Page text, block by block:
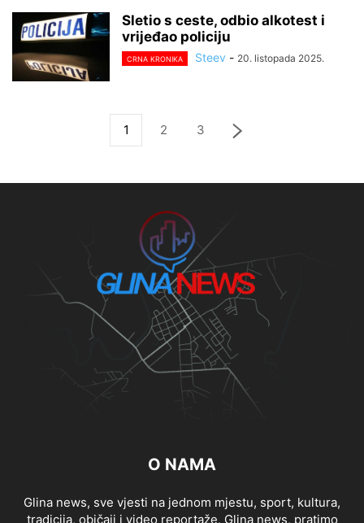
Sletio s ceste, odbio alkotest i
vrijeđao policiju
CRNA KRONIKA Steev - 20. listopada 2025.
1 2 3
O NAMA
Glina news, sve vjesti na jednom mjestu, sport, kultura,
tradicija, običaji i video reportaže, Glina news, pratimo